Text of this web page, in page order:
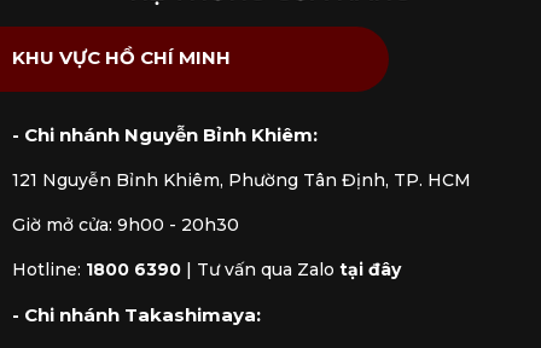
KHU VỰC HỒ CHÍ MINH
- Chi nhánh Nguyễn Bỉnh Khiêm:
121 Nguyễn Bỉnh Khiêm, Phường Tân Định, TP. HCM
Giờ mở cửa: 9h00 - 20h30
Hotline: 1800 6390 Tư vấn qua Zalo tại đây
- Chi nhánh Takashimaya: